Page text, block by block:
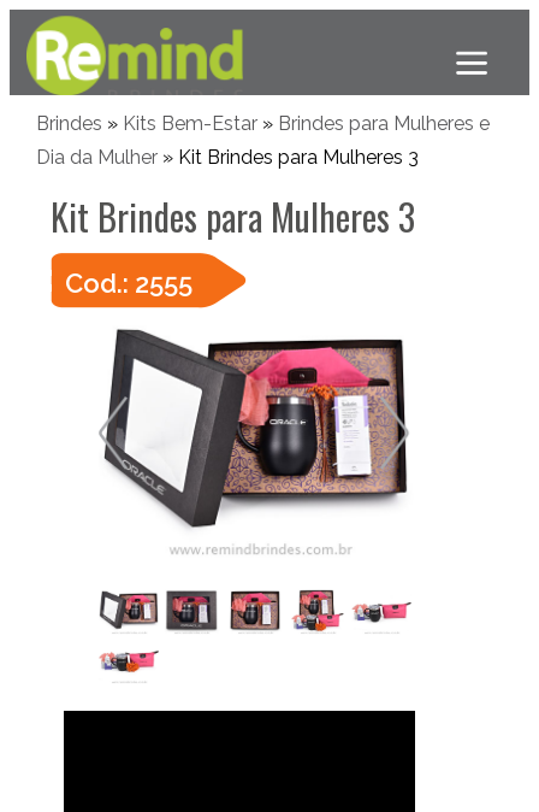
Brindes » Kits Bem-Estar» Brindes para Mulheres e
Dia da Mulher» Kit Brindes para Mulheres 3
Kit Brindes para Mulheres 3
Cod.: 2555